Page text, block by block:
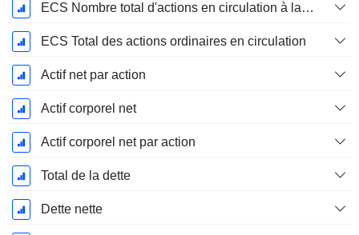
ECS Nombre total d'actions en circulation à la date de dépôt
ECS Total des actions ordinaires en circulation
Actif net par action
Actif corporel net
Actif corporel net par action
Total de la dette
Dette nette